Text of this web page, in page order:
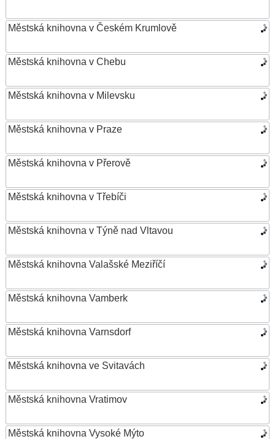
Městská knihovna v Českém Krumlově
Městská knihovna v Chebu
Městská knihovna v Milevsku
Městská knihovna v Praze
Městská knihovna v Přerově
Městská knihovna v Třebíči
Městská knihovna v Týně nad Vltavou
Městská knihovna Valašské Meziříčí
Městská knihovna Vamberk
Městská knihovna Varnsdorf
Městská knihovna ve Svitavách
Městská knihovna Vratimov
Městská knihovna Vysoké Mýto